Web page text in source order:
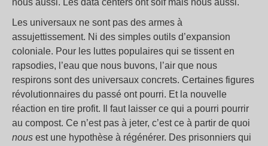
nous aussi. Les data centers ont soif mais nous aussi.
Les universaux ne sont pas des armes à
assujettissement. Ni des simples outils d’expansion
coloniale. Pour les luttes populaires qui se tissent en
rapsodies, l’eau que nous buvons, l’air que nous
respirons sont des universaux concrets. Certaines figures
révolutionnaires du passé ont pourri. Et la nouvelle
réaction en tire profit. Il faut laisser ce qui a pourri pourrir
au compost. Ce n’est pas à jeter, c’est ce à partir de quoi
nous est une hypothèse à régénérer. Des prisonniers qui